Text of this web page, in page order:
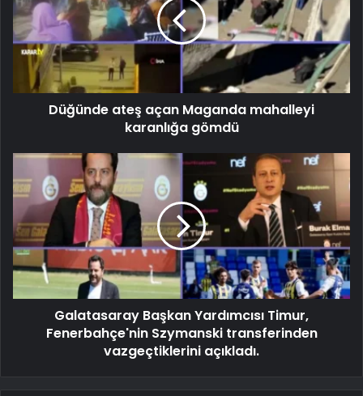
Düğünde ateş açan Maganda mahalleyi
karanlığa gömdü
Galatasaray Başkan Yardımcısı Timur,
Fenerbahçe'nin Szymanski transferinden
vazgeçtiklerini açıkladı.